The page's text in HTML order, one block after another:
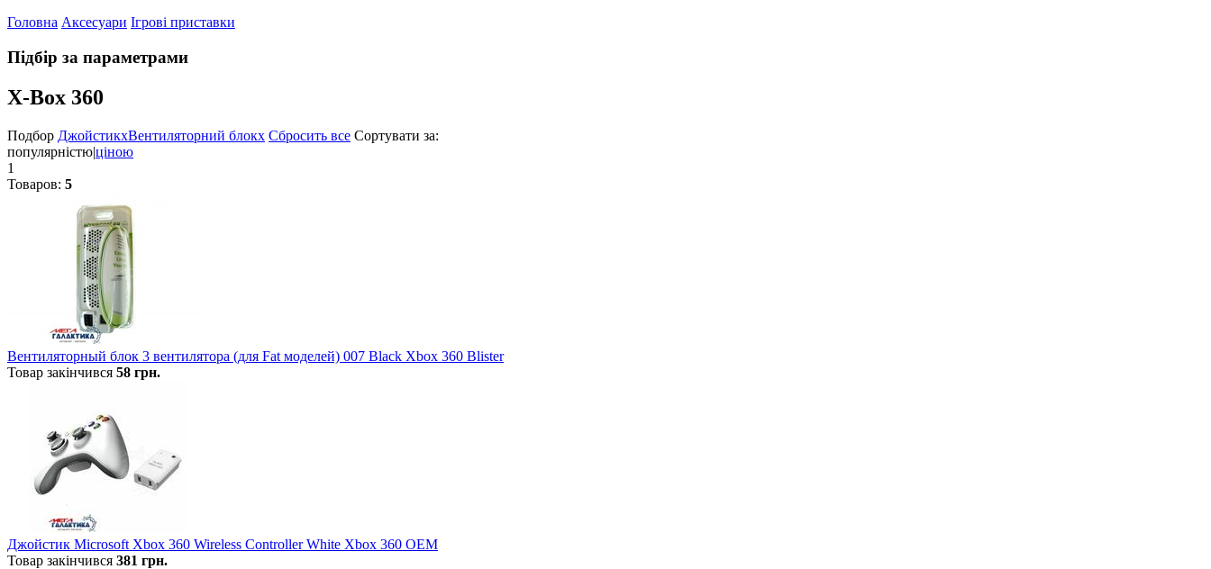
Головна Аксесуари Ігрові приставки
Підбір за параметрами
X-Box 360
Подбор ДжойстикxВентиляторний блокx Сбросить все Сортувати за:
популярністю|ціною
1
Товаров: 5
Вентиляторный блок 3 вентилятора (для Fat моделей) 007 Black Xbox 360 Blister
Товар закінчився 58 грн.
Джойстик Microsoft Xbox 360 Wireless Controller White Xbox 360 OEM
Товар закінчився 381 грн.